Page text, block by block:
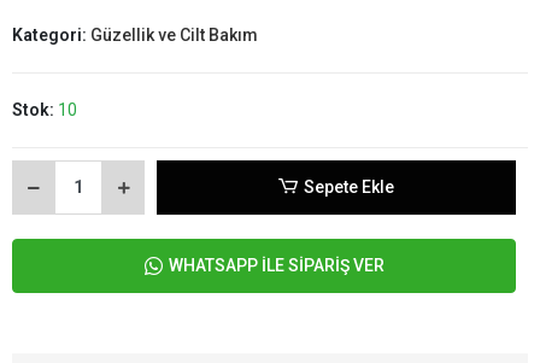
Kategori: Güzellik ve Cilt Bakım
Stok: 10
Sepete Ekle
WHATSAPP İLE SİPARİŞ VER